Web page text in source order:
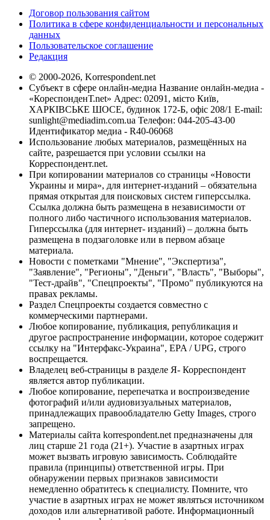
Договор пользования сайтом
Политика в сфере конфиденциальности и персональных
данных
Пользовательское соглашение
Редакция
© 2000-2026, Korrespondent.net
Субъект в сфере онлайн-медиа Название онлайн-медиа -
«КореспонденТ.net» Адрес: 02091, місто Київ,
ХАРКІВСЬКЕ ШОСЕ, будинок 172-Б, офіс 208/1 E-mail:
sunlight@mediadim.com.ua Телефон: 044-205-43-00
Идентификатор медиа - R40-06068
Использование любых материалов, размещённых на
сайте, разрешается при условии ссылки на
Корреспондент.net.
При копировании материалов со страницы «Новости
Украины и мира», для интернет-изданий – обязательна
прямая открытая для поисковых систем гиперссылка.
Ссылка должна быть размещена в независимости от
полного либо частичного использования материалов.
Гиперссылка (для интернет- изданий) – должна быть
размещена в подзаголовке или в первом абзаце
материала.
Новости с пометками "Мнение", "Экспертиза",
"Заявление", "Регионы", "Деньги", "Власть", "Выборы",
"Тест-драйв", "Спецпроекты", "Промо" публикуются на
правах рекламы.
Раздел Спецпроекты создается совместно с
коммерческими партнерами.
Любое копирование, публикация, републикация и
другое распространение информации, которое содержит
ссылку на "Интерфакс-Украина", EPA / UPG, строго
воспрещается.
Владелец веб-страницы в разделе Я- Корреспондент
является автор публикации.
Любое копирование, перепечатка и воспроизведение
фотографий и/или аудиовизуальных материалов,
принадлежащих правообладателю Getty Images, строго
запрещено.
Материалы сайта korrespondent.net предназначены для
лиц старше 21 года (21+). Участие в азартных играх
может вызвать игровую зависимость. Соблюдайте
правила (принципы) ответственной игры. При
обнаружении первых признаков зависимости
немедленно обратитесь к специалисту. Помните, что
участие в азартных играх не может являться источником
доходов или альтернативой работе. Информационный